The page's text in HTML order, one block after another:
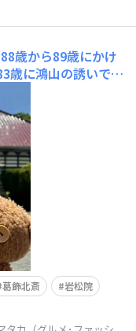
歳から89歳にかけ
歳に鴻山の誘いで初
最後の4回目の滞
凰図を描きまし
ています。大きさは
いた岩絵具は150両
葛飾北斎 岩松院